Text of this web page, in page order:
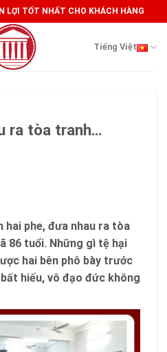
LỢI TỐT NHẤT CHO KHÁCH HÀNG
Tiếng Việt
ra tòa tranh…
hai phe, đưa nhau ra tòa
86 tuổi. Những gì tệ hại
hai bên phô bày trước
hiếu, vô đạo đức không